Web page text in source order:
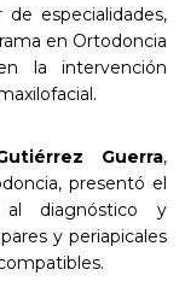
de especialidades,
en Ortodoncia
la intervención
Guerra,
presentó el
diagnóstico y
y periapicales